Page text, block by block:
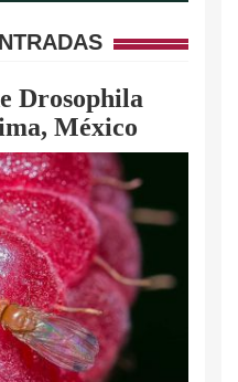
Drosophila
México